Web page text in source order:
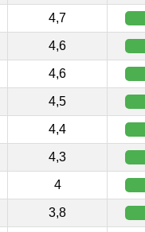
4,7
4,6
4,6
4,5
4,4
4,3
4
3,8